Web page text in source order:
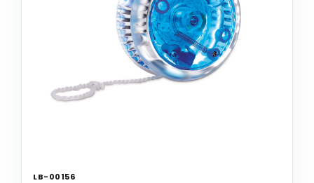
LB-00156